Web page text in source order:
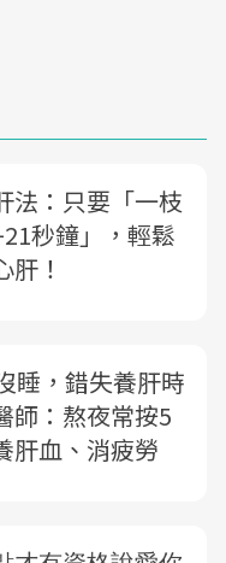
法：只要「一枝
秒鐘」，輕鬆
肝！
睡，錯失養肝時
師：熬夜常按5
肝血、消疲勞